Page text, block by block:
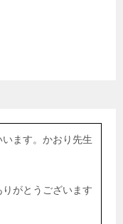
ます。かおり先生
がとうございます